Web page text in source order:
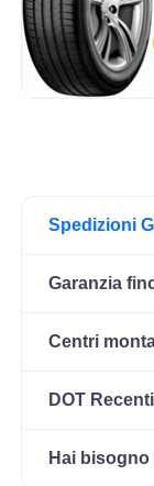
Spedizioni
Garanzia
Centri
DOT Recenti
Hai